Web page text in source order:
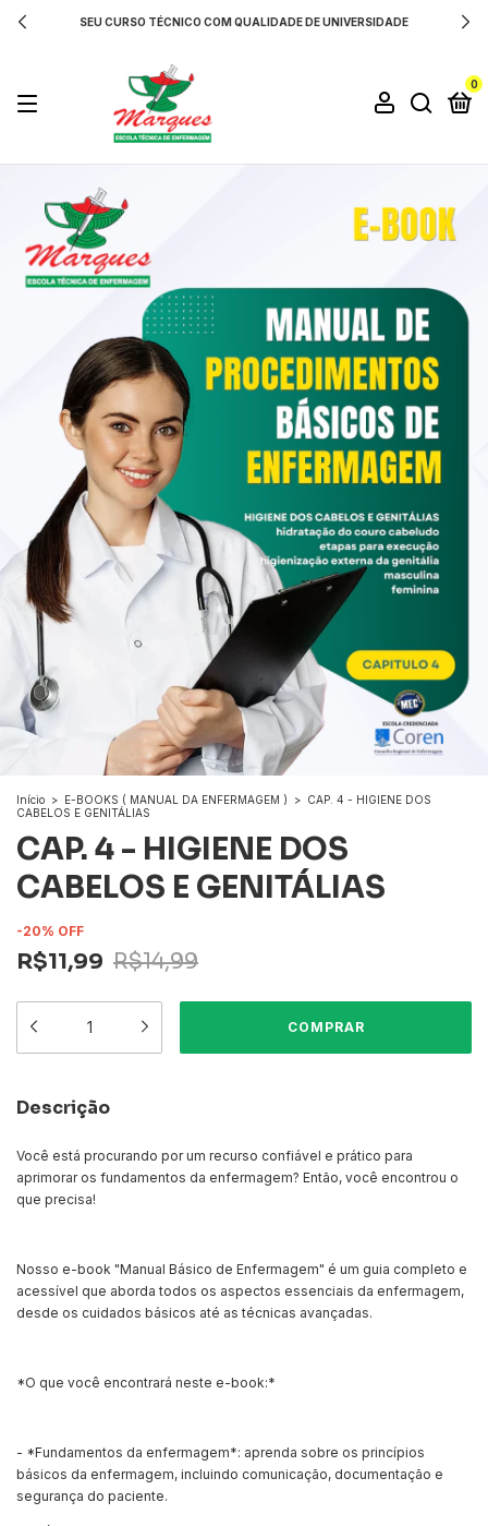
SEU CURSO TÉCNICO COM QUALIDADE DE UNIVERSIDADE
0
Início > E-BOOKS ( MANUAL DA ENFERMAGEM ) > CAP. 4 - HIGIENE DOS
CABELOS E GENITÁLIAS
CAP. 4 - HIGIENE DOS
CABELOS E GENITÁLIAS
-20% OFF
R$11,99 R$14,99
Descrição
Você está procurando por um recurso confiável e prático para
aprimorar os fundamentos da enfermagem? Então, você encontrou o
que precisa!
Nosso e-book "Manual Básico de Enfermagem" é um guia completo e
acessível que aborda todos os aspectos essenciais da enfermagem,
desde os cuidados básicos até as técnicas avançadas.
*O que você encontrará neste e-book:*
- *Fundamentos da enfermagem*: aprenda sobre os princípios
básicos da enfermagem, incluindo comunicação, documentação e
segurança do paciente.